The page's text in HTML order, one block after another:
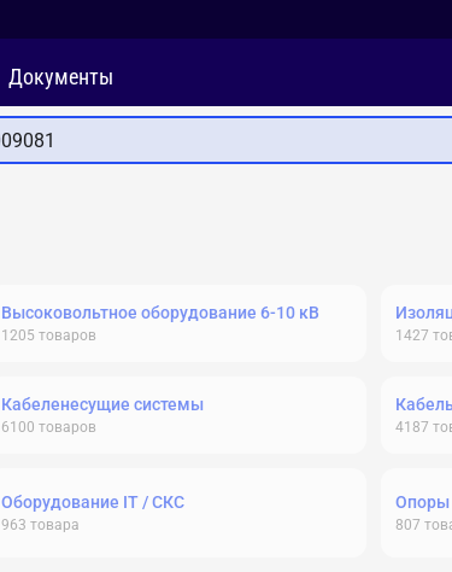
Документы
Высоковольтное оборудование 6-10 кВ
1205 товаров 1427
Кабеленесущие системы
6100 товаров 4187
Оборудование IT / СКС
963 товара
Опоры
807